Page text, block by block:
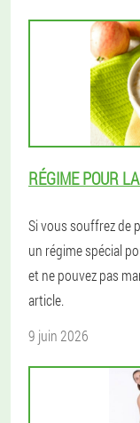
RÉGIME POUR
Si vous souffrez de
un régime spécial
et ne pouvez pas
article.
9 juin 2026